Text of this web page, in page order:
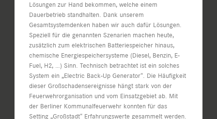
Lösungen zur Hand bekommen, welche einem
Dauerbetrieb standhalten. Dank unserem
Gesamtsystemdenken haben wir auch dafür Lösungen.
Speziell für die genannten Szenarien machen heute,
zusätzlich zum elektrischen Batteriespeicher hinaus,
chemische Energiespeichersysteme (Diesel, Benzin, E-
Fuel, H2, …) Sinn. Technisch betrachtet ist ein solches
System ein „Electric Back-Up Generator“. Die Häufigkeit
dieser Großschadensereignisse hängt stark von der
Feuerwehrorganisation und vom Einsatzgebiet ab. Mit
der Berliner Kommunalfeuerwehr konnten für das
Setting „Großstadt“ Erfahrungswerte gesammelt werden.